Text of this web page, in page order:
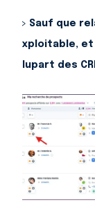
=> Sauf que
exploitable,
plupart des